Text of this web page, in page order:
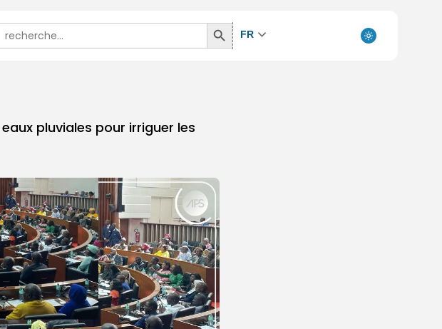
for:
Search
Button
FR
pluviales pour irriguer les